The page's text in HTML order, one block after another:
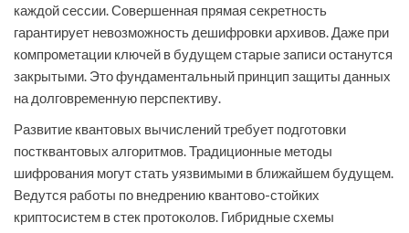
каждой сессии. Совершенная прямая секретность
гарантирует невозможность дешифровки архивов. Даже при
компрометации ключей в будущем старые записи останутся
закрытыми. Это фундаментальный принцип защиты данных
на долговременную перспективу.
Развитие квантовых вычислений требует подготовки
постквантовых алгоритмов. Традиционные методы
шифрования могут стать уязвимыми в ближайшем будущем.
Ведутся работы по внедрению квантово-стойких
криптосистем в стек протоколов. Гибридные схемы